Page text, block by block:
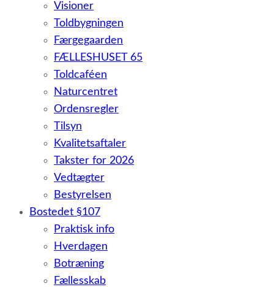
Visioner
Toldbygningen
Færgegaarden
FÆLLESHUSET 65
Toldcaféen
Naturcentret
Ordensregler
Tilsyn
Kvalitetsaftaler
Takster for 2026
Vedtægter
Bestyrelsen
Bostedet §107
Praktisk info
Hverdagen
Botræning
Fællesskab